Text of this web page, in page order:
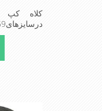
کلاه کپ
استفا د
و